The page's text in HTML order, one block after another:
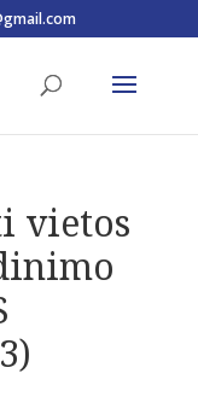
vietos